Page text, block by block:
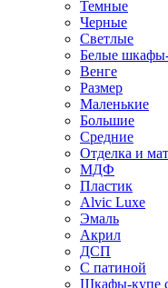
Темные
Черные
Светлые
Белые
Венге
Размер
Маленькие
Большие
Средние
Отделка и
МДФ
Пластик
Alvic Luxe
Эмаль
Акрил
ДСП
С патиной
Шкафы-купе